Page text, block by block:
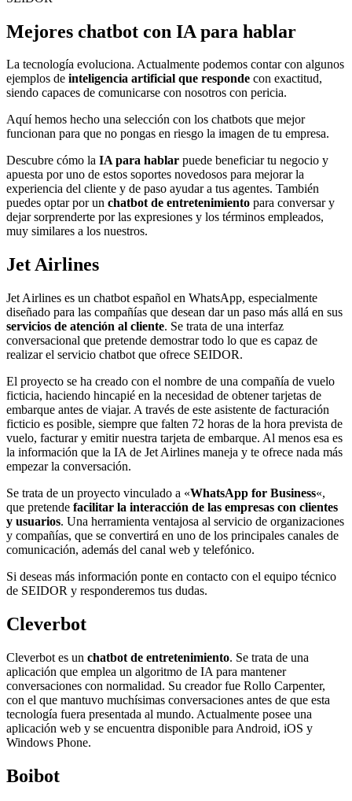
Mejores chatbot con IA para hablar
La tecnología evoluciona. Actualmente podemos contar con algunos
ejemplos de inteligencia artificial que responde con exactitud,
siendo capaces de comunicarse con nosotros con pericia.
Aquí hemos hecho una selección con los chatbots que mejor
funcionan para que no pongas en riesgo la imagen de tu empresa.
Descubre cómo la IA para hablar puede beneficiar tu negocio y
apuesta por uno de estos soportes novedosos para mejorar la
experiencia del cliente y de paso ayudar a tus agentes. También
puedes optar por un chatbot de entretenimiento para conversar y
dejar sorprenderte por las expresiones y los términos empleados,
muy similares a los nuestros.
Jet Airlines
Jet Airlines es un chatbot español en WhatsApp, especialmente
diseñado para las compañías que desean dar un paso más allá en sus
servicios de atención al cliente. Se trata de una interfaz
conversacional que pretende demostrar todo lo que es capaz de
realizar el servicio chatbot que ofrece SEIDOR.
El proyecto se ha creado con el nombre de una compañía de vuelo
ficticia, haciendo hincapié en la necesidad de obtener tarjetas de
embarque antes de viajar. A través de este asistente de facturación
ficticio es posible, siempre que falten 72 horas de la hora prevista de
vuelo, facturar y emitir nuestra tarjeta de embarque. Al menos esa es
la información que la IA de Jet Airlines maneja y te ofrece nada más
empezar la conversación.
Se trata de un proyecto vinculado a «WhatsApp for Business«,
que pretende facilitar la interacción de las empresas con clientes
y usuarios. Una herramienta ventajosa al servicio de organizaciones
y compañías, que se convertirá en uno de los principales canales de
comunicación, además del canal web y telefónico.
Si deseas más información ponte en contacto con el equipo técnico
de SEIDOR y responderemos tus dudas.
Cleverbot
Cleverbot es un chatbot de entretenimiento. Se trata de una
aplicación que emplea un algoritmo de IA para mantener
conversaciones con normalidad. Su creador fue Rollo Carpenter,
con el que mantuvo muchísimas conversaciones antes de que esta
tecnología fuera presentada al mundo. Actualmente posee una
aplicación web y se encuentra disponible para Android, iOS y
Windows Phone.
Boibot